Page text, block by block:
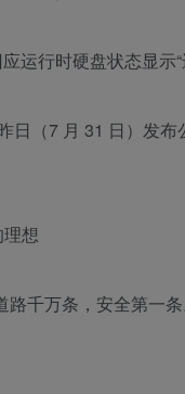
运行时硬盘状态显示“
日（7 月 31 日）发
想
路千万条，安全第一